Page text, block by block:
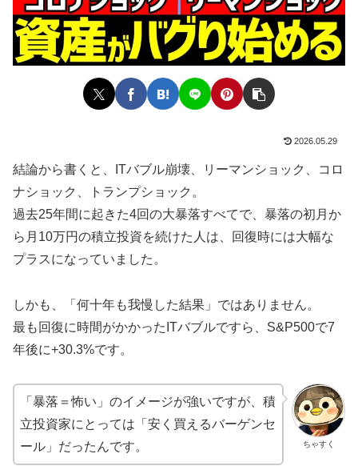
2026.05.29
結論から書くと、ITバブル崩壊、リーマンショック、コロ
ナショック、トランプショック。
過去25年間に起きた4回の大暴落すべてで、暴落の初月か
ら月10万円の積立投資を続けた人は、回復時には大幅な
プラスになっていました。
しかも、「何十年も我慢した結果」ではありません。
最も回復に時間がかかったITバブルですら、S&P500で7
年後に+30.3%です。
ちゃすく
「暴落＝怖い」のイメージが強いですが、積
立投資家にとっては「安く買えるバーゲンセ
ール」だったんです。